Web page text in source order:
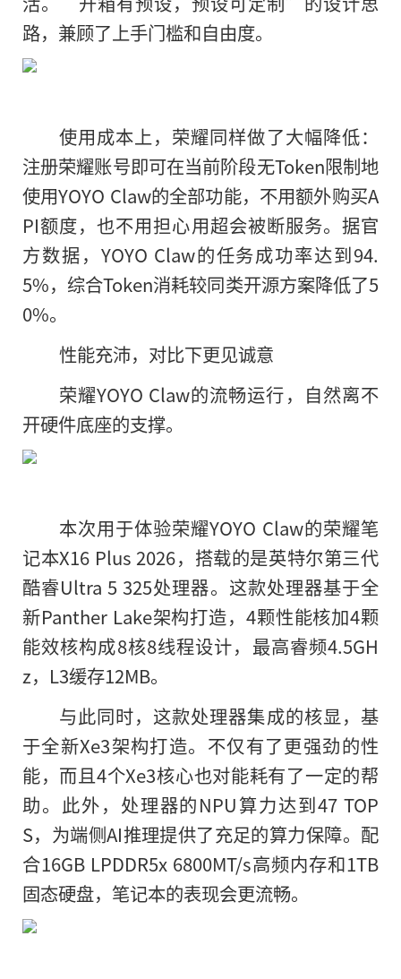
路，兼顾了上手门槛和自由度。
使用成本上，荣耀同样做了大幅降低：
注册荣耀账号即可在当前阶段无Token限制地
使用YOYO Claw的全部功能，不用额外购买A
PI额度，也不用担心用超会被断服务。据官
方数据，YOYO Claw的任务成功率达到94.
5%，综合Token消耗较同类开源方案降低了5
0%。
性能充沛，对比下更见诚意
荣耀YOYO Claw的流畅运行，自然离不
开硬件底座的支撑。
本次用于体验荣耀YOYO Claw的荣耀笔
记本X16 Plus 2026，搭载的是英特尔第三代
酷睿Ultra 5 325处理器。这款处理器基于全
新Panther Lake架构打造，4颗性能核加4颗
能效核构成8核8线程设计，最高睿频4.5GH
z，L3缓存12MB。
与此同时，这款处理器集成的核显，基
于全新Xe3架构打造。不仅有了更强劲的性
能，而且4个Xe3核心也对能耗有了一定的帮
助。此外，处理器的NPU算力达到47 TOP
S，为端侧AI推理提供了充足的算力保障。配
合16GB LPDDR5x 6800MT/s高频内存和1TB
固态硬盘，笔记本的表现会更流畅。